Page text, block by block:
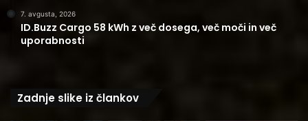
7. avgusta, 2026
ID.Buzz Cargo 58 kWh z več dosega, več moči in več
uporabnosti
Zadnje slike iz člankov